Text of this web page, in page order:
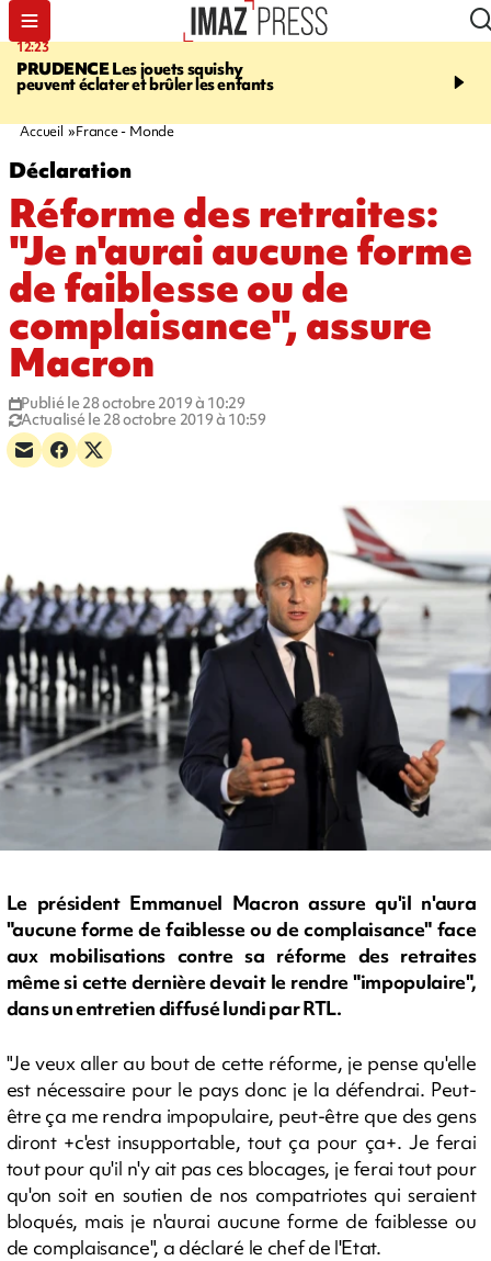
12:23
PRUDENCELes jouets squishy
peuvent éclater et brûler les enfants
15:54
inquiétante - un appel
Accueil France - Monde
Déclaration
Réforme des retraites:
"Je n'aurai aucune forme
de faiblesse ou de
complaisance", assure
Macron
Publié le 28 octobre 2019 à 10:29
Actualisé le 28 octobre 2019 à 10:59
Le président Emmanuel Macron assure qu'il n'aura
"aucune forme de faiblesse ou de complaisance" face
aux mobilisations contre sa réforme des retraites
même si cette dernière devait le rendre "impopulaire",
dans un entretien diffusé lundi par RTL.
"Je veux aller au bout de cette réforme, je pense qu'elle
est nécessaire pour le pays donc je la défendrai. Peut-
être ça me rendra impopulaire, peut-être que des gens
diront +c'est insupportable, tout ça pour ça+. Je ferai
tout pour qu'il n'y ait pas ces blocages, je ferai tout pour
qu'on soit en soutien de nos compatriotes qui seraient
bloqués, mais je n'aurai aucune forme de faiblesse ou
de complaisance", a déclaré le chef de l'Etat.